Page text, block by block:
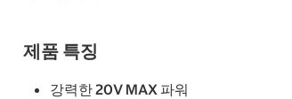
제품 특징
강력한 20V MAX 파워